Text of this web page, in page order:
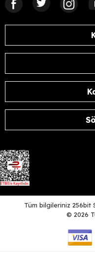
Tüm bilgileriniz 256bit
© 2026